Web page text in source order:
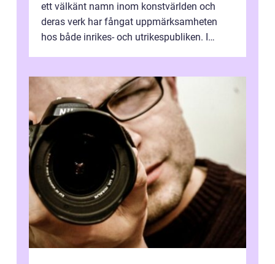
ett välkänt namn inom konstvärlden och
deras verk har fångat uppmärksamheten
hos både inrikes- och utrikespubliken. I